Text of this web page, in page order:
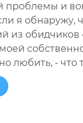
проблемы и
я
из
любить, - что